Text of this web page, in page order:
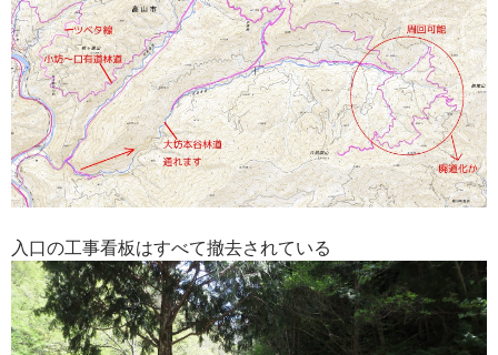
入口の工事看板はすべて撤去されている